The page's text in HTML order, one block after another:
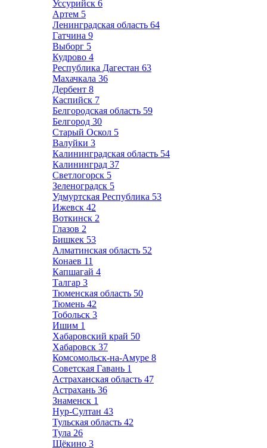
Уссурийск 6
Артем 5
Ленинградская область 64
Гатчина 9
Выборг 5
Кудрово 4
Республика Дагестан 63
Махачкала 36
Дербент 8
Каспийск 7
Белгородская область 59
Белгород 30
Старый Оскол 5
Валуйки 3
Калининградская область 54
Калининград 37
Светлогорск 5
Зеленоградск 5
Удмуртская Республика 53
Ижевск 42
Воткинск 2
Глазов 2
Бишкек 53
Алматинская область 52
Конаев 11
Капшагай 4
Талгар 3
Тюменская область 50
Тюмень 42
Тобольск 3
Ишим 1
Хабаровский край 50
Хабаровск 37
Комсомольск-на-Амуре 8
Советская Гавань 1
Астраханская область 47
Астрахань 36
Знаменск 1
Нур-Султан 43
Тульская область 42
Тула 26
Щёкино 3